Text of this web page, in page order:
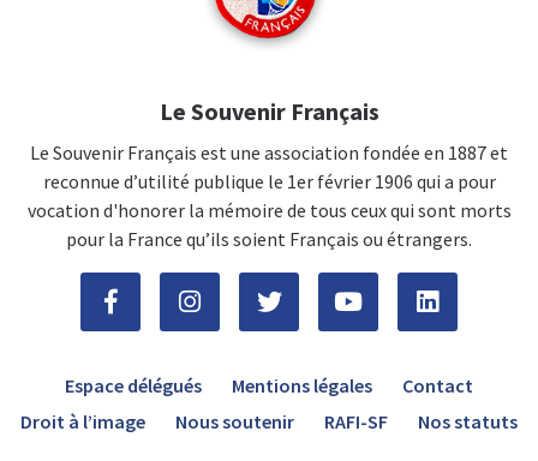
Le Souvenir Français
Le Souvenir Français est une association fondée en 1887 et
reconnue d’utilité publique le 1er février 1906 qui a pour
vocation d'honorer la mémoire de tous ceux qui sont morts
pour la France qu’ils soient Français ou étrangers.
Espace délégués Mentions légales
Contact
Droit à l’image
Nous soutenir RAFI-SF Nos statuts